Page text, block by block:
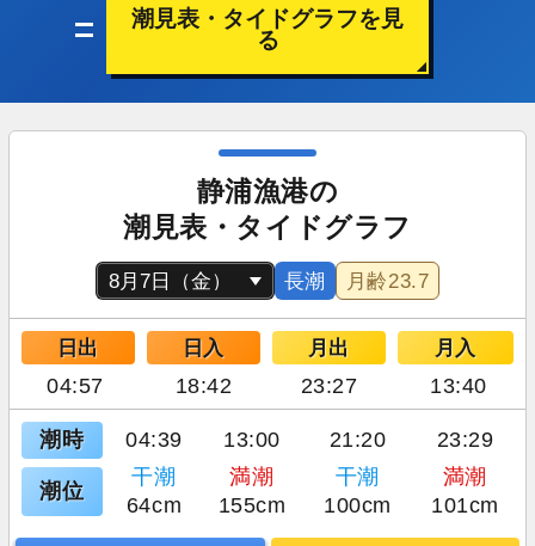
潮見表・タイドグラフを見
る
静浦漁港の
潮見表・タイドグラフ
長潮 月齢23.7
日出 日入 月出 月入
04:57 18:42 23:27 13:40
潮時 04:39 13:00 21:20 23:29
潮位
干潮 満潮 干潮
満潮
64cm
155cm 100cm 101cm